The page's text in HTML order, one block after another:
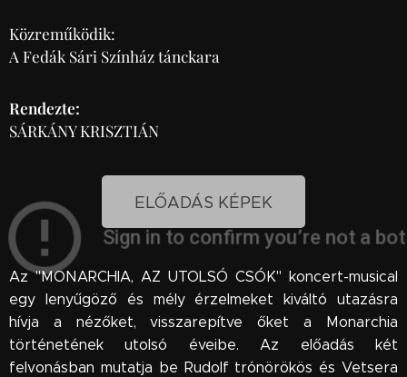
Közreműködik:
A Fedák Sári Színház tánckara
Rendezte:
SÁRKÁNY KRISZTIÁN
ELŐADÁS KÉPEK
Az "MONARCHIA, AZ UTOLSÓ CSÓK" koncert-musical
egy lenyűgöző és mély érzelmeket kiváltó utazásra
hívja a nézőket, visszarepítve őket a Monarchia
történetének utolsó éveibe. Az előadás két
felvonásban mutatja be Rudolf trónörökös és Vetsera